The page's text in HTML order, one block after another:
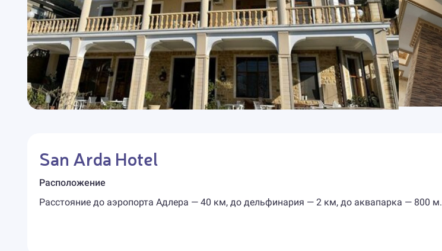
San Arda Hotel
Расположение
Расстояние до аэропорта Адлера — 40 км, до дельфинария — 2 км, до аквапарка — 800 м.